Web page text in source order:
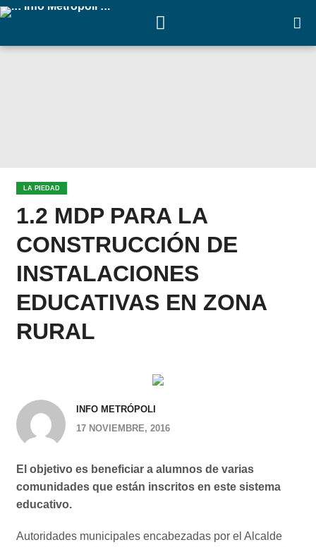
LA PIEDAD
1.2 MDP PARA LA
CONSTRUCCIÓN DE
INSTALACIONES
EDUCATIVAS EN ZONA
RURAL
INFO METRÓPOLI
17 NOVIEMBRE, 2016
El objetivo es beneficiar a alumnos de varias
comunidades que están inscritos en este sistema
educativo.
Autoridades municipales encabezadas por el Alcalde